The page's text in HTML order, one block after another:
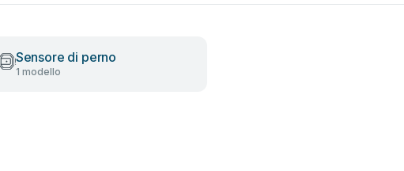
Sensore di perno
1 modello